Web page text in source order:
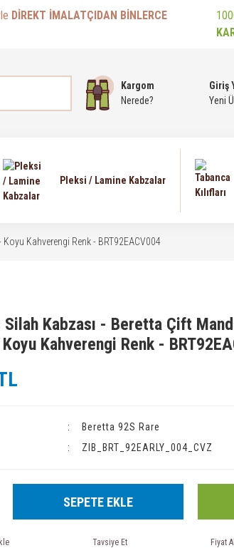
DİREKT İMALATÇIDAN BİNLERCE
Kargom
Nerede?
Giriş
Yeni
Pleksi / Lamine Kabzalar
Kahverengi Renk - BRT92EACV004
Kabzası - Beretta Çift
Kahverengi Renk -
Beretta 92S Rare
ZIB_BRT_92EARLY_004_CVZ
SEPETE EKLE
Tavsiye Et Fiyat